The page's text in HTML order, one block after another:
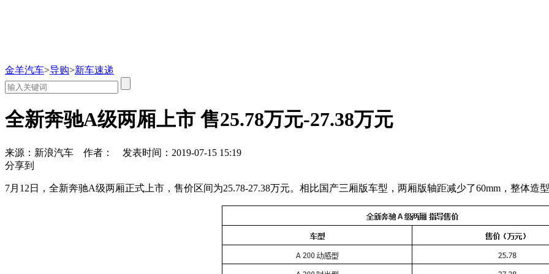
金羊汽车>导购>新车速递
全新奔驰A级两厢上市 售25.78万元-27.38万元
来源：新浪汽车 作者：
发表时间：2019-07-15 15:19
分享到
7月12日，全新奔驰A级两厢正式上市，售价区间为25.78-27.38万元。相比国产三厢版车型，两厢版轴距减少了60mm，整体造型